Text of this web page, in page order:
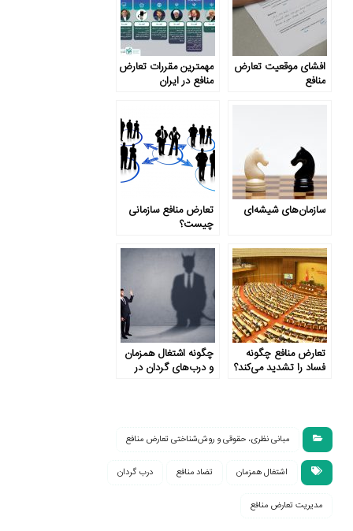
افشای موقعیت تعارض
منافع
مهم­ترین مقررات تعارض
منافع در ایران
سازمان‌های شیشه‌ای
تعارض منافع سازمانی
چیست؟
تعارض منافع چگونه
فساد را تشدید می‌کند؟
چگونه اشتغال همزمان
و درب‌های گردان در
مبانی نظری، حقوقی و روش‌شناختی تعارض منافع
اشتغال همزمان تضاد منافع درب گردان
مدیریت تعارض منافع